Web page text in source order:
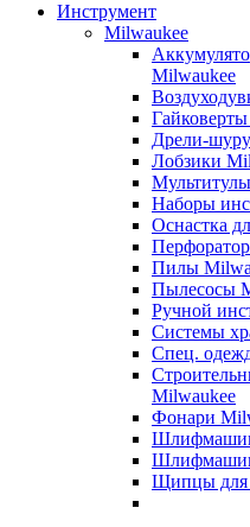
Инструмент
Milwaukee
Milwaukee
Дрели-
Лобзики
Наборы
Оснастка
Пилы
Пылесосы
Ручной
Системы
Спец.
Milwaukee
Фонари
Щипцы для